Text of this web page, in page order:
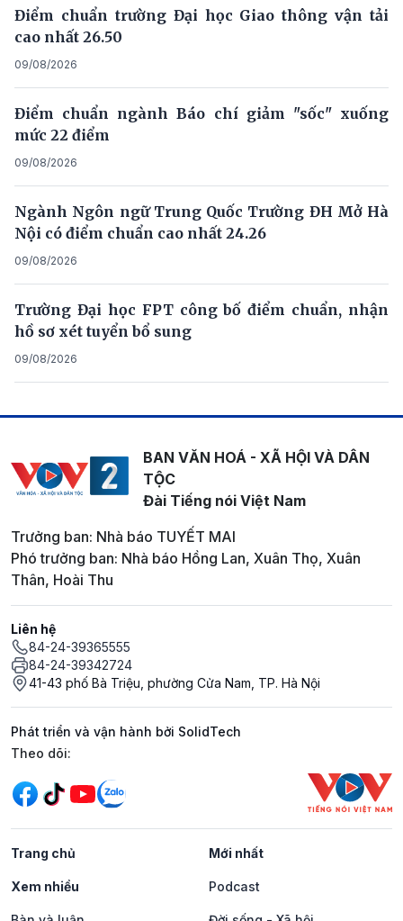
Điểm chuẩn trường Đại học Giao thông vận tải
cao nhất 26.50
09/08/2026
Điểm chuẩn ngành Báo chí giảm "sốc" xuống
mức 22 điểm
09/08/2026
Ngành Ngôn ngữ Trung Quốc Trường ĐH Mở Hà
Nội có điểm chuẩn cao nhất 24.26
09/08/2026
Trường Đại học FPT công bố điểm chuẩn, nhận
hồ sơ xét tuyển bổ sung
09/08/2026
BAN VĂN HOÁ - XÃ HỘI VÀ DÂN
TỘC
Đài Tiếng nói Việt Nam
Trưởng ban: Nhà báo TUYẾT MAI
Phó trưởng ban: Nhà báo Hồng Lan, Xuân Thọ, Xuân
Thân, Hoài Thu
Liên hệ
84-24-39365555
84-24-39342724
41-43 phố Bà Triệu, phường Cửa Nam, TP. Hà Nội
Phát triển và vận hành bởi SolidTech
Mạng xã hội
Theo dõi:
Trang chủ Mới nhất
Xem nhiều Podcast